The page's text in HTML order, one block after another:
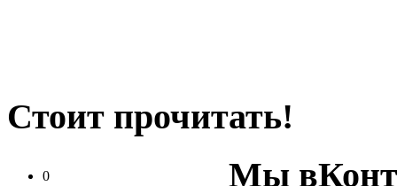
Стоит прочитать!
0
Мы